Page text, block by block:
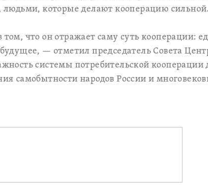
людьми, которые делают кооперацию сильной.
что он отражает саму суть кооперации:
— отметил председатель Совета
системы потребительской кооперации
самобытности народов России и